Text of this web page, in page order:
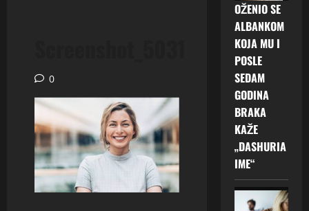
0
OŽENIO SE
ALBANKOM
KOJA MU I
POSLE
SEDAM
GODINA
BRAKA
KAŽE
„DASHURIA
IME“